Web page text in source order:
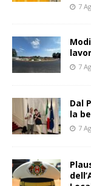
7
7
​Dal
la
7